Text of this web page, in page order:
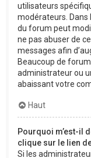
utilisateurs
modérateurs. Dans
du forum peut
ne pas abuser de
messages afin
Beaucoup de
administrateur ou
abaissant votre
Haut
Pourquoi m’est-il
clique sur le lien
Si les